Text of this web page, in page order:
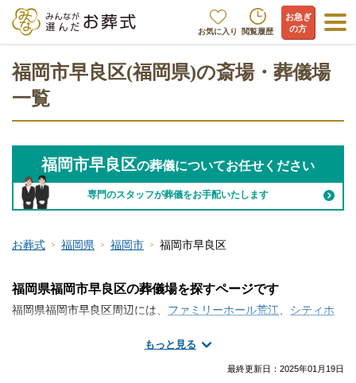
お気に入り 閲覧履歴
お急ぎ
の方
福岡市早良区(福岡県)の斎場・葬儀場
一覧
福岡市早良区の葬儀についてお任せください
専門のスタッフが葬儀をお手配いたします
お葬式 福岡県 福岡市 福岡市早良区
もっと見る
福岡県福岡市早良区の葬儀場を探すページです
福岡県福岡市早良区周辺には、 ファミリーホール荒江、 シティホ
福岡市早良区で斎場・葬儀場の情報をお探しですか？家族葬や一
日葬・火葬式などの葬儀を行う場所は、ご自宅や寺院の式場、便
最終更新日： 2025年01月19日